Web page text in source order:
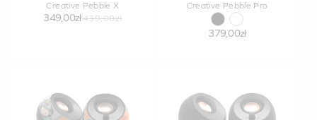
Creative Pebble X
349,00zł439,00zł
Creative Pebble Pro
379,00zł